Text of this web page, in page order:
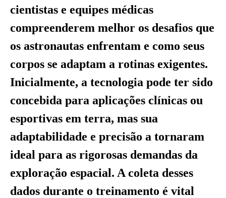
cientistas e equipes médicas
compreenderem melhor os desafios que
os astronautas enfrentam e como seus
corpos se adaptam a rotinas exigentes.
Inicialmente, a tecnologia pode ter sido
concebida para aplicações clínicas ou
esportivas em terra, mas sua
adaptabilidade e precisão a tornaram
ideal para as rigorosas demandas da
exploração espacial. A coleta desses
dados durante o treinamento é vital